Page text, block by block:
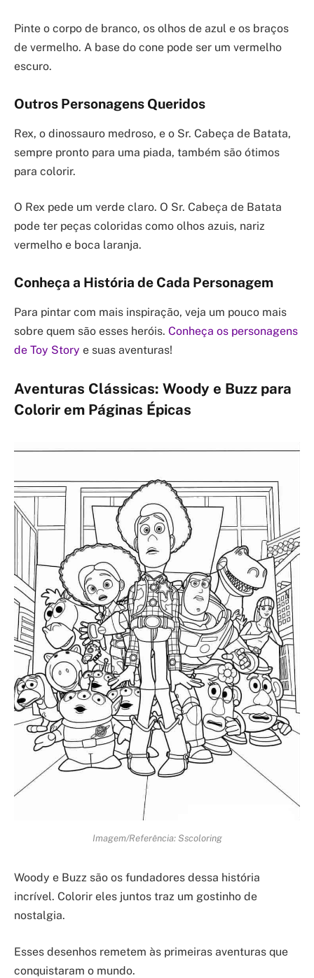
Pinte o corpo de branco, os olhos de azul e os braços
de vermelho. A base do cone pode ser um vermelho
escuro.
Outros Personagens Queridos
Rex, o dinossauro medroso, e o Sr. Cabeça de Batata,
sempre pronto para uma piada, também são ótimos
para colorir.
O Rex pede um verde claro. O Sr. Cabeça de Batata
pode ter peças coloridas como olhos azuis, nariz
vermelho e boca laranja.
Conheça a História de Cada Personagem
Para pintar com mais inspiração, veja um pouco mais
sobre quem são esses heróis. Conheça os personagens
de Toy Story e suas aventuras!
Aventuras Clássicas: Woody e Buzz para
Colorir em Páginas Épicas
Imagem/Referência: Sscoloring
Woody e Buzz são os fundadores dessa história
incrível. Colorir eles juntos traz um gostinho de
nostalgia.
Esses desenhos remetem às primeiras aventuras que
conquistaram o mundo.